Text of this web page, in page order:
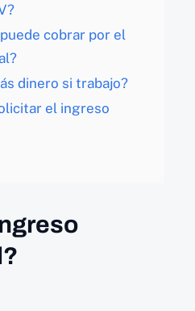
cobrar por el
dinero si trabajo?
el ingreso